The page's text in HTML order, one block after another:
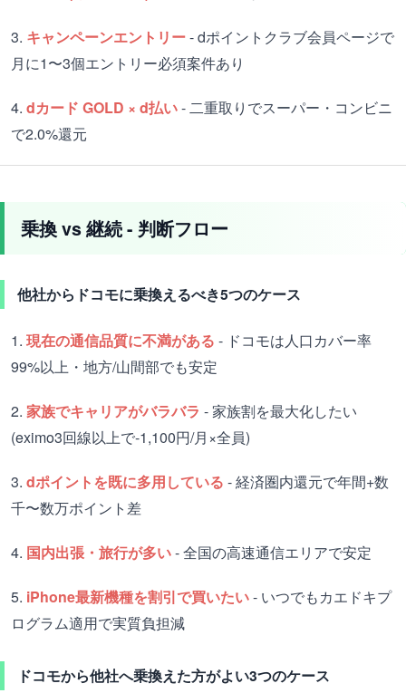
3. キャンペーンエントリー- dポイントクラブ会員ページで
月に1〜3個エントリー必須案件あり
4. dカード GOLD × d払い- 二重取りでスーパー・コンビニ
で2.0%還元
乗換 vs 継続 - 判断フロー
他社からドコモに乗換えるべき5つのケース
1. 現在の通信品質に不満がある - ドコモは人口カバー率
99%以上・地方/山間部でも安定
2. 家族でキャリアがバラバラ - 家族割を最大化したい
(eximo3回線以上で-1,100円/月×全員)
3. dポイントを既に多用している - 経済圏内還元で年間+数
千〜数万ポイント差
4. 国内出張・旅行が多い- 全国の高速通信エリアで安定
5. iPhone最新機種を割引で買いたい- いつでもカエドキプ
ログラム適用で実質負担減
ドコモから他社へ乗換えた方がよい3つのケース